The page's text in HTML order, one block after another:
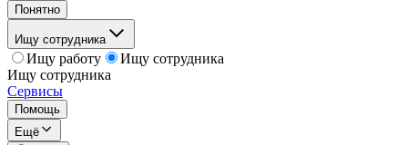
Понятно
Ищу сотрудника
Ищу работу
Ищу сотрудника
Ищу сотрудника
Сервисы
Помощь
Ещё